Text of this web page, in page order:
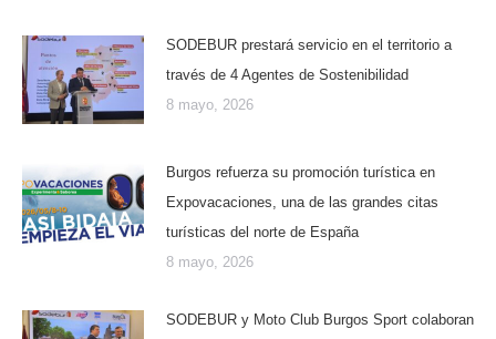
SODEBUR prestará servicio en el territorio a
través de 4 Agentes de Sostenibilidad
8 mayo, 2026
Burgos refuerza su promoción turística en
Expovacaciones, una de las grandes citas
turísticas del norte de España
8 mayo, 2026
SODEBUR y Moto Club Burgos Sport colaboran